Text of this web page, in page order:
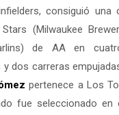
consiguió una
(Milwaukee
de AA en
dos carreras
pertenece a Los
fue seleccionado en